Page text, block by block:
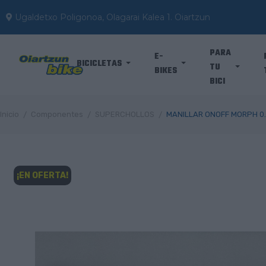
Ugaldetxo Poligonoa, Olagarai Kalea 1. Oiartzun
BICICLETAS
E-
BIKES
PARA
TU
BICI
MANILLAR ONOFF MORPH
¡EN OFERTA!